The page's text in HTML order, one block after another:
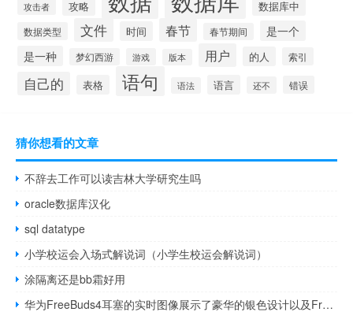
攻击者 攻略 数据库中
数据类型 文件 时间 春节 春节期间
是一个
是一种
梦幻西游 游戏 版本 用户 的人 索引
自己的 表格 语句 语法 语言 还不 错误
猜你想看的文章
不辞去工作可以读吉林大学研究生吗
oracle数据库汉化
sql datatype
小学校运会入场式解说词（小学生校运会解说词）
涂隔离还是bb霜好用
华为FreeBuds4耳塞的实时图像展示了豪华的银色设计以及FreebudsPro